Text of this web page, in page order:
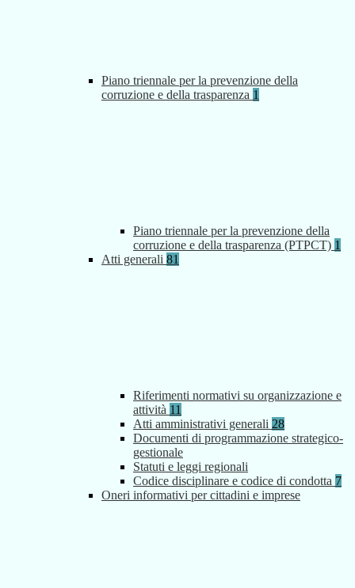
Piano triennale per la prevenzione della
corruzione e della trasparenza 1
Piano triennale per la prevenzione della
corruzione e della trasparenza (PTPCT) 1
Atti generali 81
Riferimenti normativi su organizzazione e
attività 11
Atti amministrativi generali 28
Documenti di programmazione strategico-
gestionale
Statuti e leggi regionali
Codice disciplinare e codice di condotta 7
Oneri informativi per cittadini e imprese